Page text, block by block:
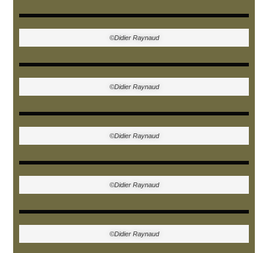
©Didier Raynaud
©Didier Raynaud
©Didier Raynaud
©Didier Raynaud
©Didier Raynaud